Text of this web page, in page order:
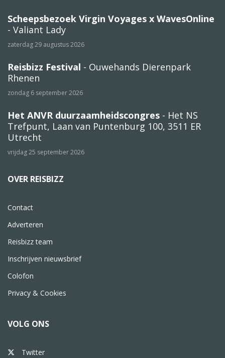
Scheepsbezoek Virgin Voyages x WavesOnline
- Valiant Lady
zaterdag 29 augustus 2026
Reisbizz Festival - Ouwehands Dierenpark
Rhenen
zondag 6 september 2026
Het ANVR duurzaamheidscongres - Het NS
Trefpunt, Laan van Puntenburg 100, 3511 ER
Utrecht
vrijdag 25 september 2026
OVER REISBIZZ
Contact
Adverteren
Reisbizz team
Inschrijven nieuwsbrief
Colofon
Privacy & Cookies
VOLG ONS
Twitter